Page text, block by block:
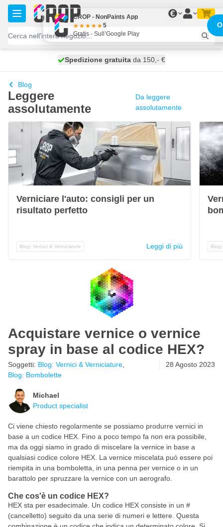
Salta al contenuto
€
spedito domani
Spedizione gratuita da 150,- €
100 giorni
Blog
Leggere
assolutamente
Da leggere
assolutamente
Verniciare l'auto: consigli per un
risultato perfetto
Blog: Vernici & Verniciature Leggi di più
Acquistare vernice o vernice
spray in base al codice HEX?
Soggetti: Blog: Vernici & Verniciature
Blog: Bombolette
28 Agosto 2023
Michael
Product specialist
Ci viene chiesto regolarmente se possiamo produrre vernici in
base a un codice HEX. Fino a poco tempo fa non era possibile,
ma da oggi siamo in grado di miscelare la vernice in base a
qualsiasi codice colore HEX. La vernice miscelata può essere poi
riempita in una bomboletta, in una penna per vernice o in un
barattolo per spruzzare la vernice con un aerografo.
Che cos'è un codice HEX?
HEX sta per esadecimale. Un codice HEX consiste in un #
(cancelletto) seguito da una serie di numeri e lettere. Questa
CROP - NonPaints App
5
Gratis - Sull’Google Play